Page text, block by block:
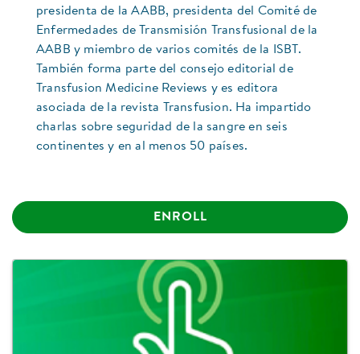
presidenta de la AABB, presidenta del Comité de
Enfermedades de Transmisión Transfusional de la
AABB y miembro de varios comités de la ISBT.
También forma parte del consejo editorial de
Transfusion Medicine Reviews y es editora
asociada de la revista Transfusion. Ha impartido
charlas sobre seguridad de la sangre en seis
continentes y en al menos 50 países.
ENROLL